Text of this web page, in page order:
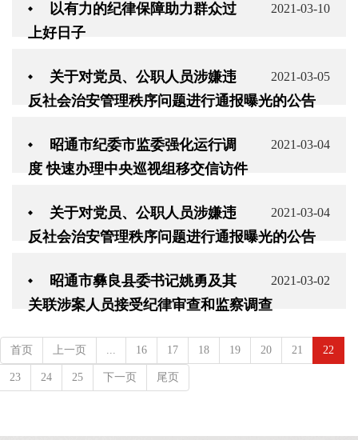
2021-03-10
以有力的纪律保障助力群众过
上好日子
2021-03-05
关于对党员、公职人员涉嫌违
反社会治安管理秩序问题进行通报曝光的公告
2021-03-04
昭通市纪委市监委强化运行调
度 快速办理中央巡视组移交信访件
2021-03-04
关于对党员、公职人员涉嫌违
反社会治安管理秩序问题进行通报曝光的公告
2021-03-02
昭通市彝良县委书记姚勇及其
关联涉案人员接受纪律审查和监察调查
首页 上一页 ... 16 17 18 19 20 21 22
23 24 25 下一页 尾页